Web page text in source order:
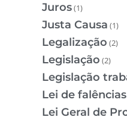
Juros(1)
Justa Causa (1)
Legalização (2)
Legislação (2)
Legislação
Lei de falências
Lei Geral de